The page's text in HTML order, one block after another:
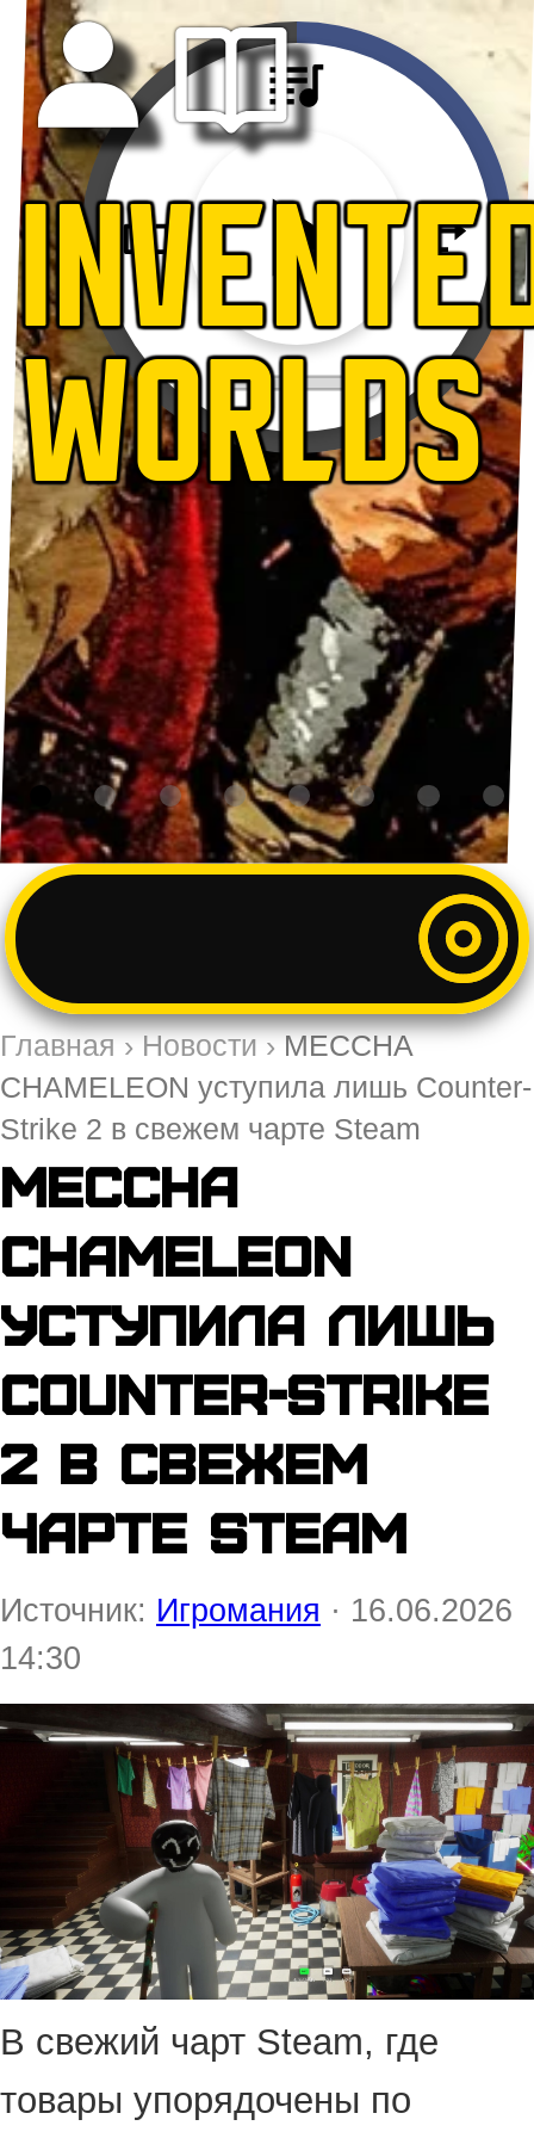
WORLDS
Главная›Новости›MECCHA
CHAMELEON уступила лишь Counter-
Strike 2 в свежем чарте Steam
MECCHA
CHAMELEON
уступила лишь
Counter-Strike
2 в свежем
чарте Steam
Источник: Игромания · 16.06.2026
14:30
В свежий чарт Steam, где
товары упорядочены по